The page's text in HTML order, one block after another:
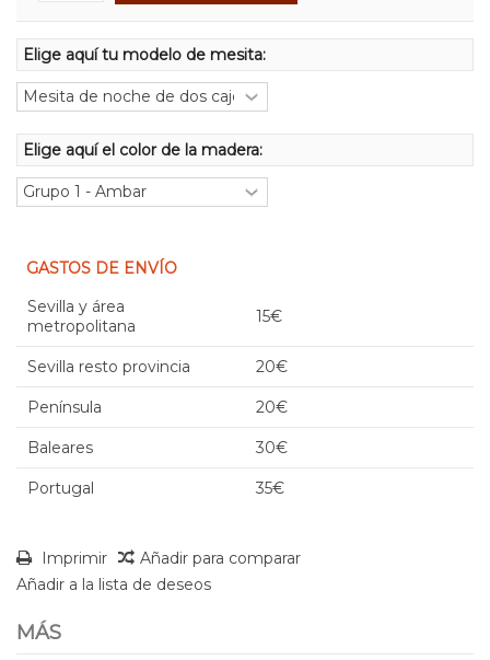
Elige aquí tu modelo de mesita:
Elige aquí el color de la madera:
GASTOS DE ENVÍO
Sevilla y área
metropolitana
15€
Sevilla resto provincia 20€
Península 20€
Baleares 30€
Portugal 35€
Imprimir
Añadir para comparar
Añadir a la lista de deseos
MÁS